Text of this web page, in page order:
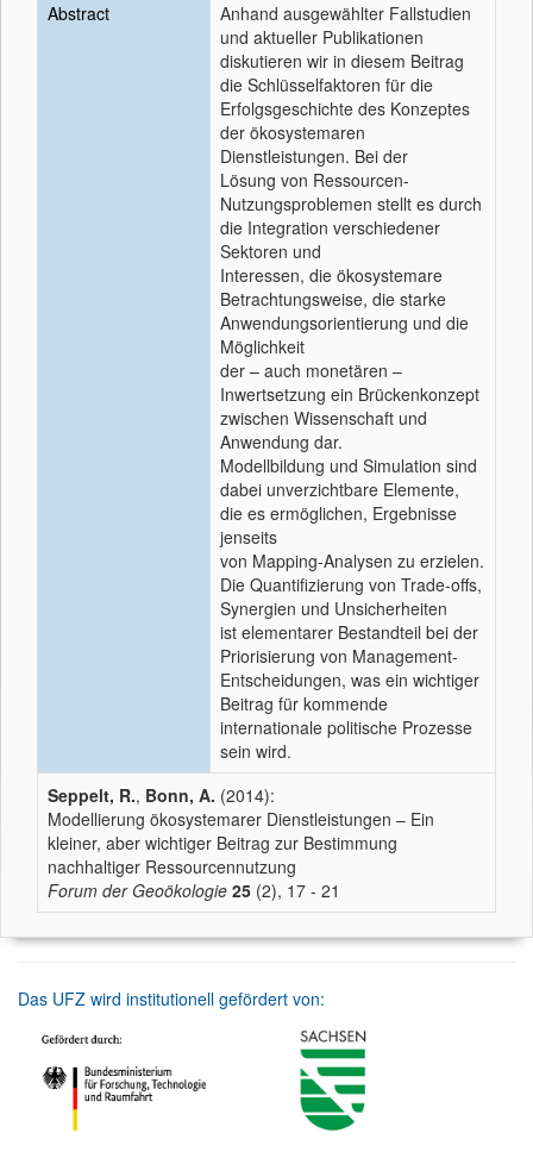
Abstract
Anhand ausgewählter Fallstudien
und aktueller Publikationen
diskutieren wir in diesem Beitrag
die Schlüsselfaktoren für die
Erfolgsgeschichte des Konzeptes
der ökosystemaren
Dienstleistungen. Bei der
Lösung von Ressourcen-
Nutzungsproblemen stellt es durch
die Integration verschiedener
Sektoren und
Interessen, die ökosystemare
Betrachtungsweise, die starke
Anwendungsorientierung und die
Möglichkeit
der – auch monetären –
Inwertsetzung ein Brückenkonzept
zwischen Wissenschaft und
Anwendung dar.
Modellbildung und Simulation sind
dabei unverzichtbare Elemente,
die es ermöglichen, Ergebnisse
jenseits
von Mapping-Analysen zu erzielen.
Die Quantifizierung von Trade-offs,
Synergien und Unsicherheiten
ist elementarer Bestandteil bei der
Priorisierung von Management-
Entscheidungen, was ein wichtiger
Beitrag für kommende
internationale politische Prozesse
sein wird.
Seppelt, R., Bonn, A. (2014):
Modellierung ökosystemarer Dienstleistungen – Ein
kleiner, aber wichtiger Beitrag zur Bestimmung
nachhaltiger Ressourcennutzung
Forum der Geoökologie 25 (2), 17 - 21
Das UFZ wird institutionell gefördert von: